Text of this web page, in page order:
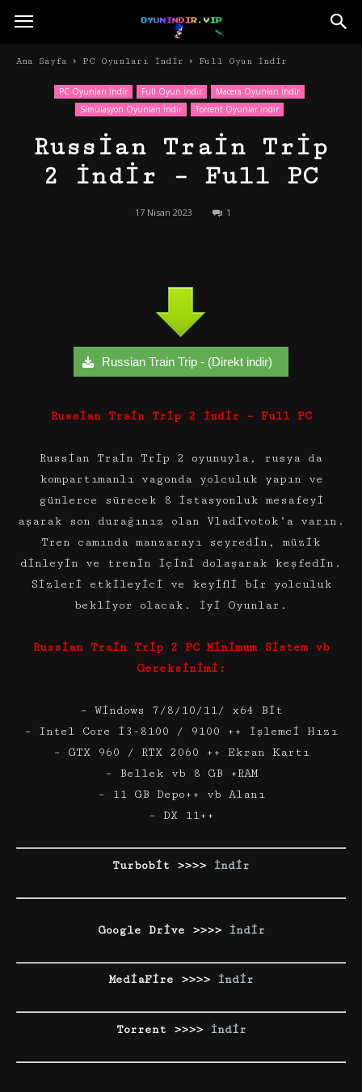
Ana Sayfa PC Oyunları İndir Full Oyun İndir
PC Oyunları İndir Full Oyun İndir
Macera Oyunları İndir
Simülasyon Oyunları İndir
Torrent Oyunlar indir
Russian Train Trip
2 İndir – Full PC
17 Nisan 2023 1
Russian Train Trip - (Direkt indir)
Russian Train Trip 2 İndir – Full PC
Russian Train Trip 2 oyunuyla, rusya da
kompartımanlı vagonda yolculuk yapın ve
günlerce sürecek 8 istasyonluk mesafeyi
aşarak son durağınız olan Vladivotok’a varın.
Tren camında manzarayı seyredin, müzik
dinleyin ve trenin içini dolaşarak keşfedin.
Sizleri etkileyici ve keyifli bir yolculuk
bekliyor olacak. İyi Oyunlar.
Russian Train Trip 2 PC Minimum Sistem vb
Gereksinimi:
– Windows 7/8/10/11/ x64 Bit
– Intel Core i3-8100 / 9100 ++ İşlemci Hızı
– GTX 960 / RTX 2060 ++ Ekran Kartı
– Bellek vb 8 GB +RAM
– 11 GB Depo++ vb Alanı
– DX 11++
Turbobit >>>> İndir
Google Drive >>>> İndir
MediaFire >>>> İndir
Torrent >>>> İndir